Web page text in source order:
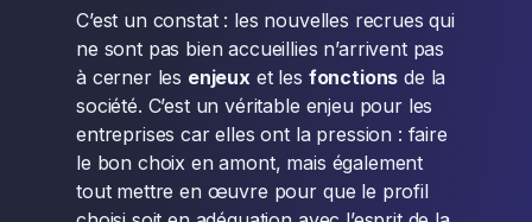
C’est un constat : les nouvelles recrues qui
ne sont pas bien accueillies n’arrivent pas
à cerner les enjeuxet les fonctions de la
société. C’est un véritable enjeu pour les
entreprises car elles ont la pression : faire
le bon choix en amont, mais également
tout mettre en œuvre pour que le profil